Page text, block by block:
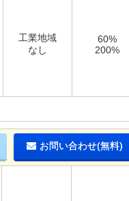
工業地域
なし
60%
200%
お問い合わせ(無料)